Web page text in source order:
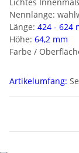
Nennlänge:
Länge: 424 - 624
Höhe: 64,2 mm
Farbe /
Artikelumfang: